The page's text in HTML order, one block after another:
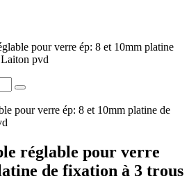
pour verre ép: 8 et 10mm platine
pvd
réglable pour verre
de fixation à 3 trous